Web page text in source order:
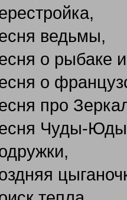
ведьмы,
о рыбаке
о
про
Чуды-Юды